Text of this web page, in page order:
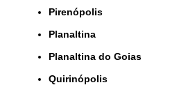
Pirenópolis
Planaltina
Planaltina do Goias
Quirinópolis